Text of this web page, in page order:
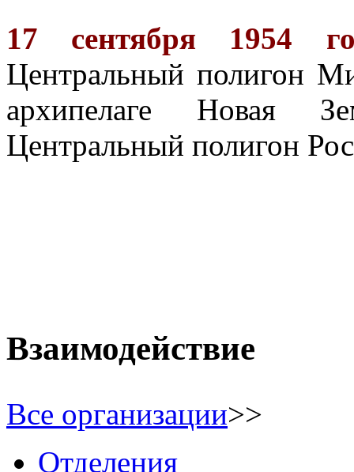
17 сентября 1954
Центральный полигон
архипелаге Новая
Центральный полигон
Взаимодействие
Все организации>>
Отделения